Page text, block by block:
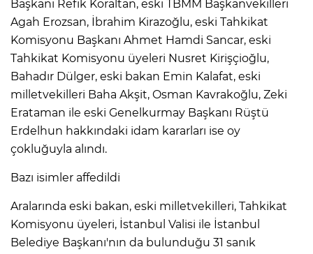
Başkanı Refik Koraltan, eski TBMM Başkanvekilleri
Agah Erozsan, İbrahim Kirazoğlu, eski Tahkikat
Komisyonu Başkanı Ahmet Hamdi Sancar, eski
Tahkikat Komisyonu üyeleri Nusret Kirişçioğlu,
Bahadır Dülger, eski bakan Emin Kalafat, eski
milletvekilleri Baha Akşit, Osman Kavrakoğlu, Zeki
Erataman ile eski Genelkurmay Başkanı Rüştü
Erdelhun hakkındaki idam kararları ise oy
çokluğuyla alındı.
Bazı isimler affedildi
Aralarında eski bakan, eski milletvekilleri, Tahkikat
Komisyonu üyeleri, İstanbul Valisi ile İstanbul
Belediye Başkanı'nın da bulunduğu 31 sanık